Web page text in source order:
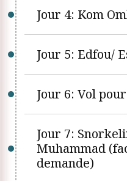
Jour 4: Kom
Jour 5: Edfou/
Jour 6: Vol
Jour 7:
Muhammad
demande)